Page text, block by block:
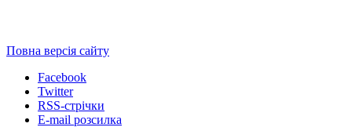
Повна версія сайту
Facebook
Twitter
RSS-стрічки
E-mail розсилка